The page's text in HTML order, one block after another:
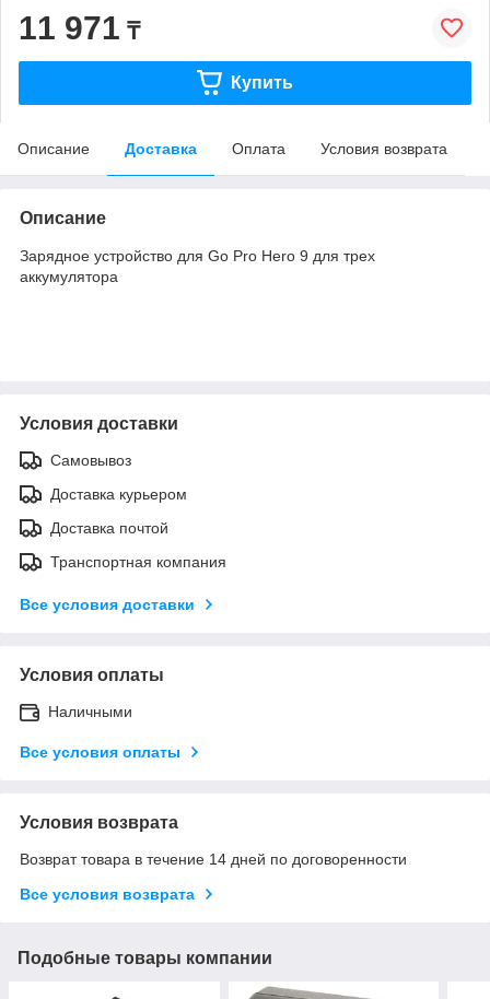
11 971 ₸
Купить
Описание Доставка Оплата Условия возврата
Описание
Зарядное устройство для Go Pro Hero 9 для трех
аккумулятора
Условия доставки
Самовывоз
Доставка курьером
Доставка почтой
Транспортная компания
Все условия доставки
Условия оплаты
Наличными
Все условия оплаты
Условия возврата
Возврат товара в течение 14 дней по договоренности
Все условия возврата
Подобные товары компании